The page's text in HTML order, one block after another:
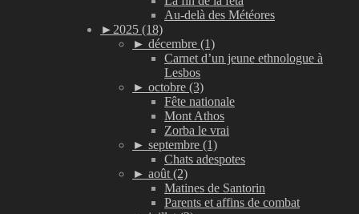
Au-delà des Météores
► 2025 (18)
► décembre (1)
Carnet d’un jeune ethnologue à
Lesbos
► octobre (3)
Fête nationale
Mont Athos
Zorba le vrai
► septembre (1)
Chats adespotes
► août (2)
Matines de Santorin
Parents et affins de combat